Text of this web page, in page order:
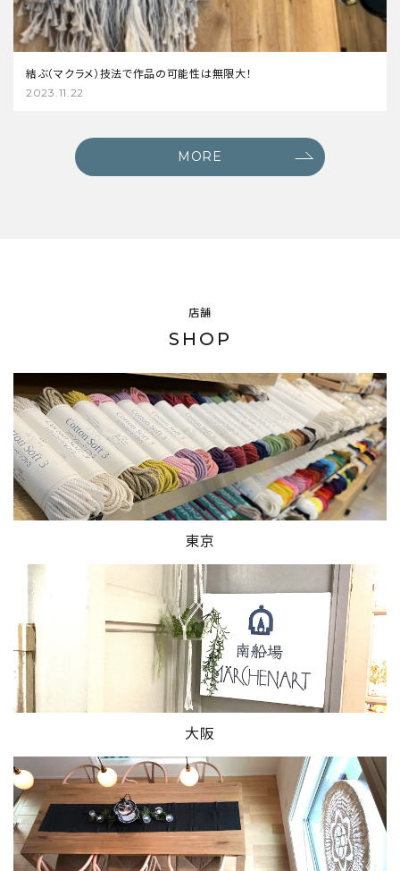
結ぶ（マクラメ）技法で作品の可能性は無限大！
2023.11.22
MORE
店舗
SHOP
東京
大阪